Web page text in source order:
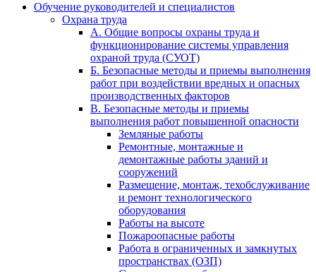
Обучение руководителей и специалистов
Охрана труда
А. Общие вопросы охраны труда и
функционирование системы управления
охраной труда (СУОТ)
Б. Безопасные методы и приемы выполнения
работ при воздействии вредных и опасных
производственных факторов
В. Безопасные методы и приемы
выполнения работ повышенной опасности
Земляные работы
Ремонтные, монтажные и
демонтажные работы зданий и
сооружений
Размещение, монтаж, техобслуживание
и ремонт технологического
оборудования
Работы на высоте
Пожароопасные работы
Работа в ограниченных и замкнутых
пространствах (ОЗП)